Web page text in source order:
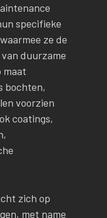
specifieke
ze de
duurzame
maat
bochten,
voorzien
coatings,
zich op
met name